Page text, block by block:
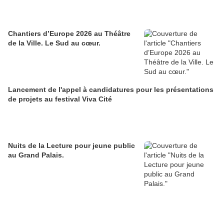
Chantiers d’Europe 2026 au Théâtre
de la Ville. Le Sud au cœur.
Lancement de l'appel à candidatures pour les présentations
de projets au festival Viva Cité
Nuits de la Lecture pour jeune public
au Grand Palais.